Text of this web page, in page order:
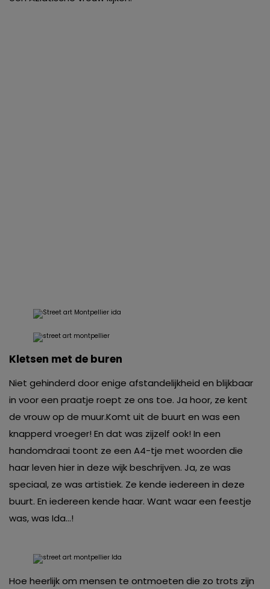
Kletsen met de buren
Niet gehinderd door enige afstandelijkheid en blijkbaar
in voor een praatje roept ze ons toe. Ja hoor, ze kent
de vrouw op de muur.Komt uit de buurt en was een
knapperd vroeger! En dat was zijzelf ook! In een
handomdraai toont ze een A4-tje met woorden die
haar leven hier in deze wijk beschrijven. Ja, ze was
speciaal, ze was artistiek. Ze kende iedereen in deze
buurt. En iedereen kende haar. Want waar een feestje
was, was Ida…!
Hoe heerlijk om mensen te ontmoeten die zo trots zijn